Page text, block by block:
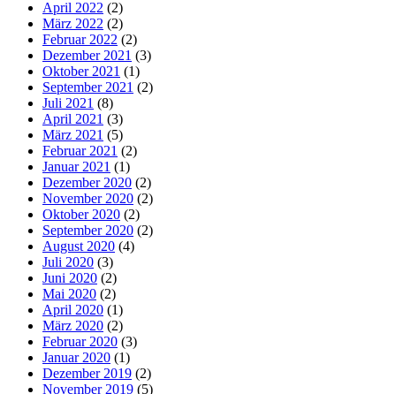
April 2022 (2)
März 2022 (2)
Februar 2022 (2)
Dezember 2021 (3)
Oktober 2021 (1)
September 2021 (2)
Juli 2021 (8)
April 2021 (3)
März 2021 (5)
Februar 2021 (2)
Januar 2021 (1)
Dezember 2020 (2)
November 2020 (2)
Oktober 2020 (2)
September 2020 (2)
August 2020 (4)
Juli 2020 (3)
Juni 2020 (2)
Mai 2020 (2)
April 2020 (1)
März 2020 (2)
Februar 2020 (3)
Januar 2020 (1)
Dezember 2019 (2)
November 2019 (5)